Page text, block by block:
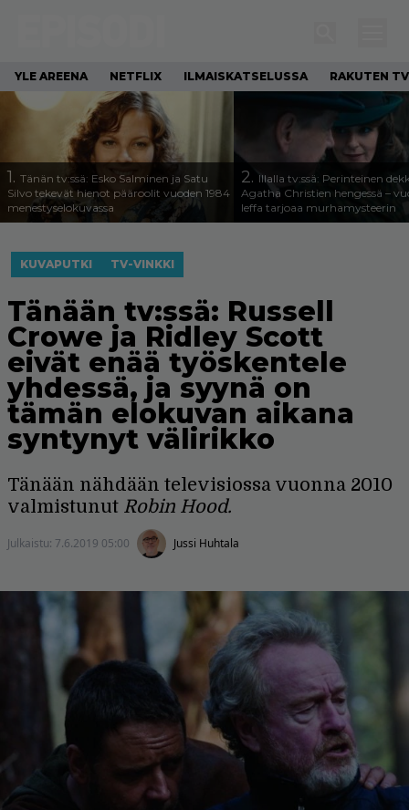
YLE AREENA NETFLIX ILMAISKATSELUSSA RAKUTEN TV
1. Tänän tv:ssä: Esko Salminen ja Satu
Silvo tekevät hienot pääroolit vuoden 1984
menestyselokuvassa
2. Illalla tv:ssä: Perinteinen
Agatha Christien hengessä –
leffa tarjoaa murhamysteerin
KUVAPUTKI TV-VINKKI
Tänään tv:ssä: Russell
Crowe ja Ridley Scott
eivät enää työskentele
yhdessä, ja syynä on
tämän elokuvan aikana
syntynyt välirikko
Tänään nähdään televisiossa vuonna 2010
valmistunut Robin Hood.
Julkaistu: 7.6.2019 05:00 Jussi Huhtala